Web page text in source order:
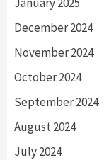
December 2024
November 2024
October 2024
September 2024
August 2024
July 2024